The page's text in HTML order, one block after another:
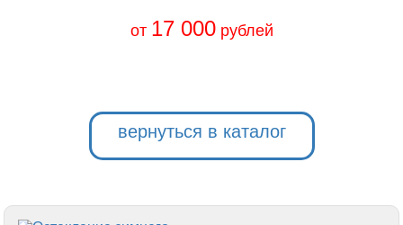
от 17 000рублей
вернуться в каталог